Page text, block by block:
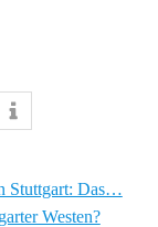
Stuttgart: Das…
Westen?